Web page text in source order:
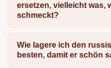
ersetzen, vielleicht was,
schmeckt?
Wie lagere ich den
besten, damit er schön